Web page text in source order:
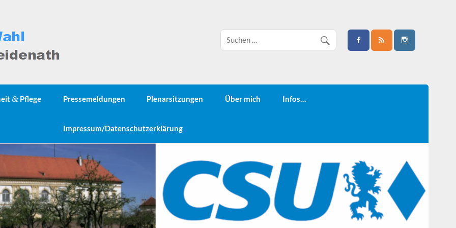
& Pflege Pressemeldungen Plenarsitzungen Über mich Infos…
Impressum/Datenschutzerklärung